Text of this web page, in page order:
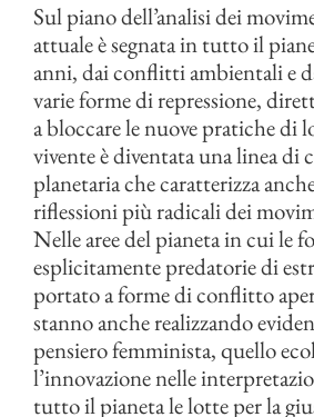
Sul piano dell’analisi dei
attuale è segnata in tutto il
anni, dai conflitti ambientali e
varie forme di repressione,
a bloccare le nuove pratiche di
vivente è diventata una linea
planetaria che caratterizza
riflessioni più radicali dei
Nelle aree del pianeta in cui le
esplicitamente predatorie di
portato a forme di conflitto
stanno anche realizzando
pensiero femminista, quello
l’innovazione nelle
tutto il pianeta le lotte per la